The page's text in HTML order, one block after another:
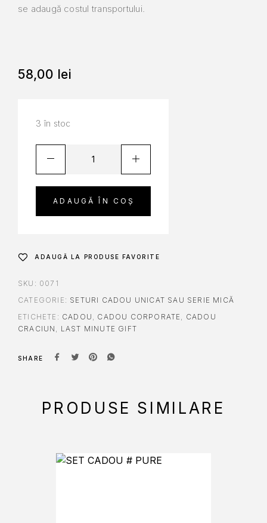
se adaugă costul transportului.
58,00 lei
3 în stoc
ADAUGĂ ÎN COȘ
ADAUGĂ LA PRODUSE FAVORITE
SKU: 0071
CATEGORIE: SETURI CADOU UNICAT SAU SERIE MICĂ
ETICHETE: CADOU , CADOU CORPORATE, CADOU
CRACIUN , LAST MINUTE GIFT
SHARE
PRODUSE SIMILARE